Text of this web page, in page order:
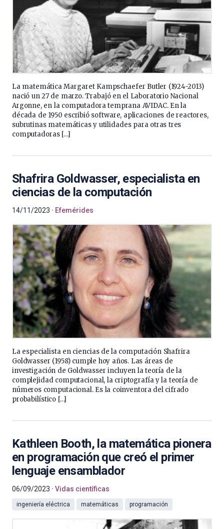
La matemática Margaret Kampschaefer Butler (1924-2013)
nació un 27 de marzo. Trabajó en el Laboratorio Nacional
Argonne, en la computadora temprana AVIDAC. En la
década de 1950 escribió software, aplicaciones de reactores,
subrutinas matemáticas y utilidades para otras tres
computadoras […]
Shafrira Goldwasser, especialista en
ciencias de la computación
14/11/2023 Efemérides
La especialista en ciencias de la computación Shafrira
Goldwasser (1958) cumple hoy años. Las áreas de
investigación de Goldwasser incluyen la teoría de la
complejidad computacional, la criptografía y la teoría de
números computacional. Es la coinventora del cifrado
probabilístico […]
Kathleen Booth, la matemática pionera
en programación que creó el primer
lenguaje ensamblador
06/09/2023 Vidas científicas
ingeniería eléctrica matemáticas programación